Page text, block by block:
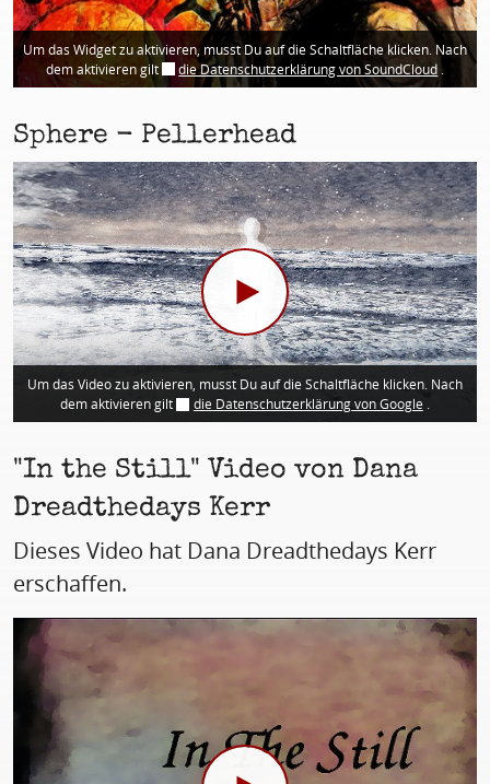
Um das Widget zu aktivieren, musst Du auf die Schaltfläche klicken. Nach
dem aktivieren gilt
die Datenschutzerklärung von SoundCloud
Sphere - Pellerhead
Um das Video zu aktivieren, musst Du auf die Schaltfläche klicken. Nach
dem aktivieren gilt
die Datenschutzerklärung von Google.
"In the Still" Video von Dana
Dreadthedays Kerr
Dieses Video hat Dana Dreadthedays Kerr
erschaffen.